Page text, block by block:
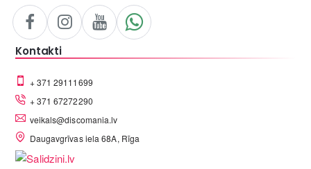
Kontakti
+ 371 29111699
+ 371 67272290
veikals@discomania.lv
Daugavgrīvas iela 68A, Rīga